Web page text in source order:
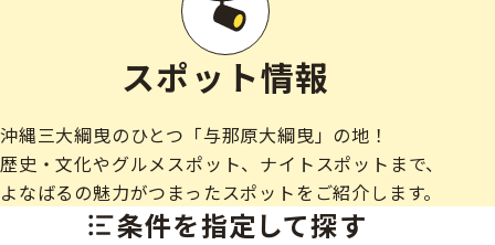
スポット情報
沖縄三大綱曳のひとつ「与那原大綱曳」の地！
歴史・文化やグルメスポット、ナイトスポットまで、
よなばるの魅力がつまったスポットをご紹介します。
条件を指定して探す